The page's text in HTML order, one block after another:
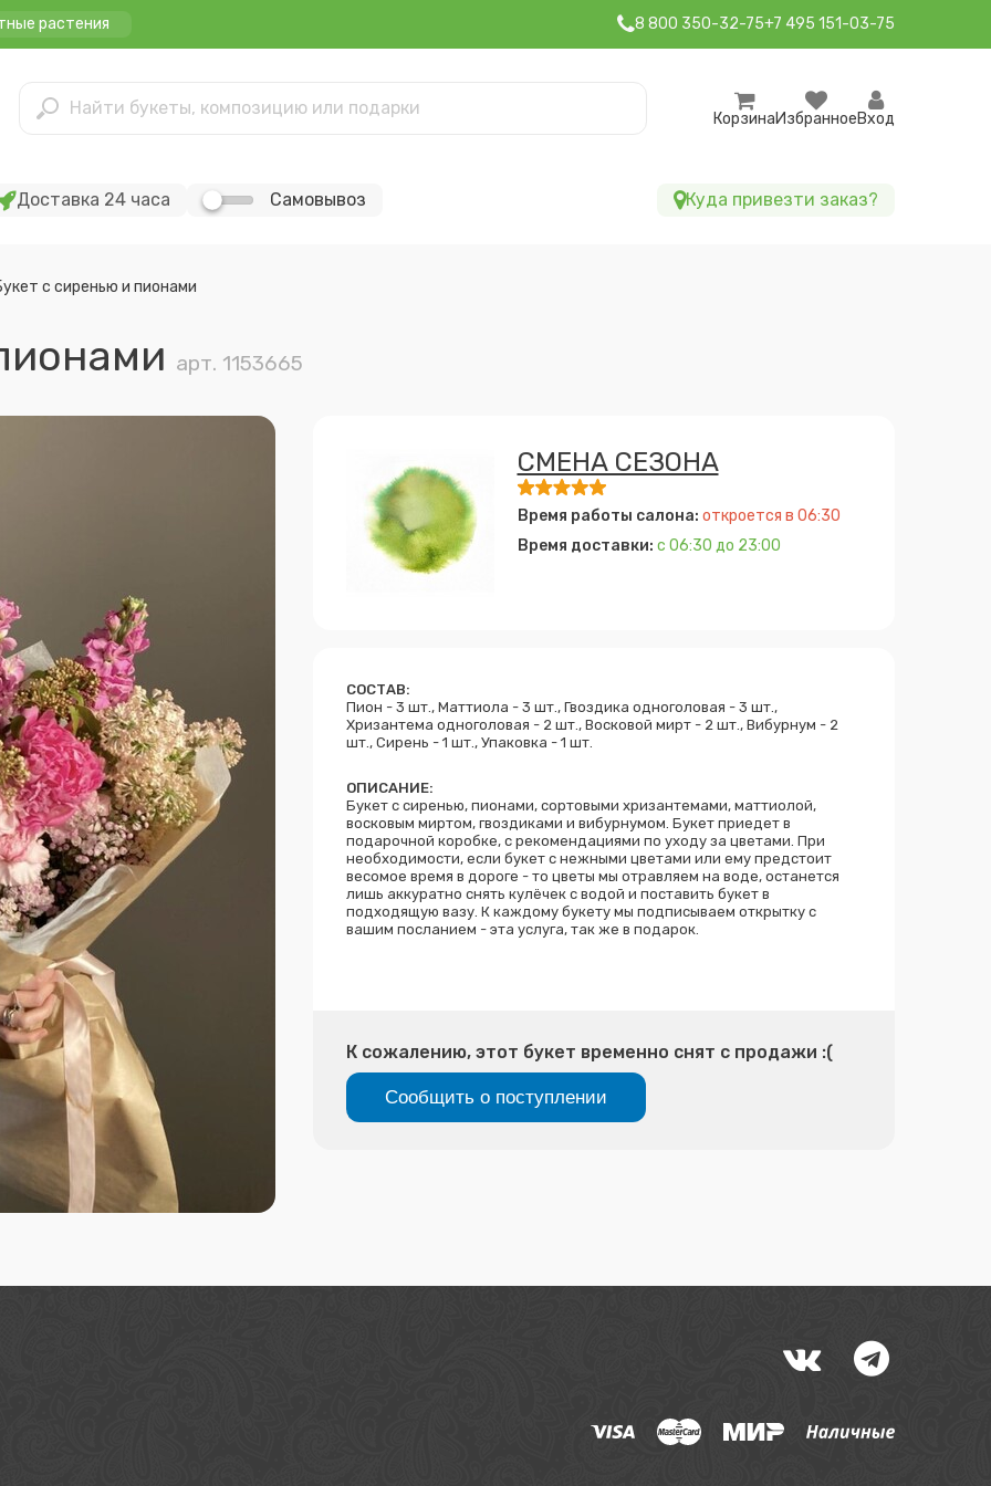
растения 8 800 350-32-75+7 495 151-03-75
КорзинаИзбранноеВход
Доставка 24 часа Самовывоз Куда привезти заказ?
с сиренью и пионами
арт. 1153665
СМЕНА СЕЗОНА
Время работы салона: откроется в 06:30
Время доставки: с 06:30 до 23:00
СОСТАВ:
Пион - 3 шт., Маттиола - 3 шт., Гвоздика одноголовая - 3 шт.,
Хризантема одноголовая - 2 шт., Восковой мирт - 2 шт., Вибурнум - 2
шт., Сирень - 1 шт., Упаковка - 1 шт.
ОПИСАНИЕ:
Букет с сиренью, пионами, сортовыми хризантемами, маттиолой,
восковым миртом, гвоздиками и вибурнумом. Букет приедет в
подарочной коробке, с рекомендациями по уходу за цветами. При
необходимости, если букет с нежными цветами или ему предстоит
весомое время в дороге - то цветы мы отравляем на воде, останется
лишь аккуратно снять кулёчек с водой и поставить букет в
подходящую вазу. К каждому букету мы подписываем открытку с
вашим посланием - эта услуга, так же в подарок.
К сожалению, этот букет временно снят с продажи :(
Сообщить о поступлении